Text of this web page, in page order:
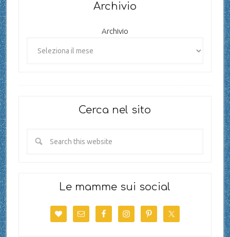
Archivio
Archivio
Cerca nel sito
Le mamme sui social